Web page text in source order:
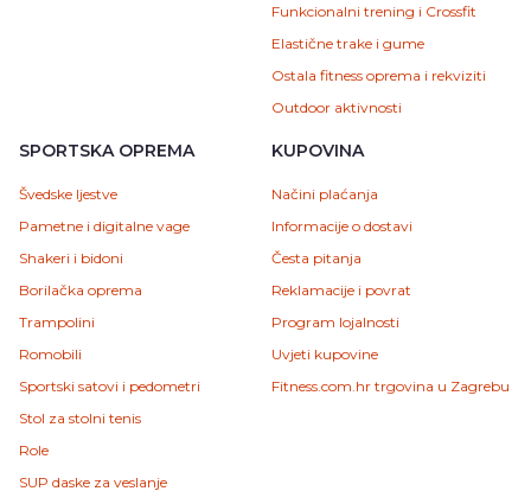
Funkcionalni trening i Crossfit
Elastične trake i gume
Ostala fitness oprema i rekviziti
Outdoor aktivnosti
SPORTSKA OPREMA
Švedske ljestve
Pametne i digitalne vage
Shakeri i bidoni
Borilačka oprema
Trampolini
Romobili
Sportski satovi i pedometri
Stol za stolni tenis
Role
SUP daske za veslanje
KUPOVINA
Načini plaćanja
Informacije o dostavi
Česta pitanja
Reklamacije i povrat
Program lojalnosti
Uvjeti kupovine
Fitness.com.hr trgovina u Zagrebu